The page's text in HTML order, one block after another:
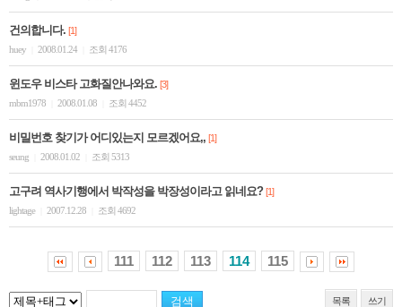
건의합니다. [1]
huey
2008.01.24 조회 4176
윈도우 비스타 고화질안나와요. [3]
mbm1978
2008.01.08 조회 4452
비밀번호 찾기가 어디있는지 모르겠어요,, [1]
seung
2008.01.02 조회 5313
고구려 역사기행에서 박작성을 박장성이라고 읽네요? [1]
lightage
2007.12.28 조회 4692
111 112 113 114 115
목록 쓰기